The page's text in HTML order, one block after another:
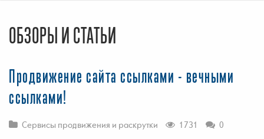
ОБЗОРЫ И СТАТЬИ
Продвижение сайта ссылками - вечными
ссылками!
Сервисы продвижения и раскрутки 1731
0